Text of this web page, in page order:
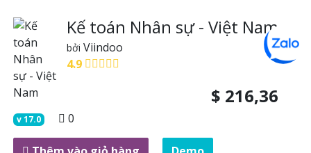
Kế toán Nhân sự - Việt Nam
bởi Viindoo
4.9
$ 216,36
v17.0 0